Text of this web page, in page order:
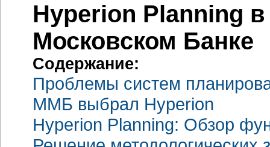
Hyperion Planning
Московском Банке
Содержание:
Проблемы систем
ММБ выбрал Hyperion
Hyperion Planning: Обзор